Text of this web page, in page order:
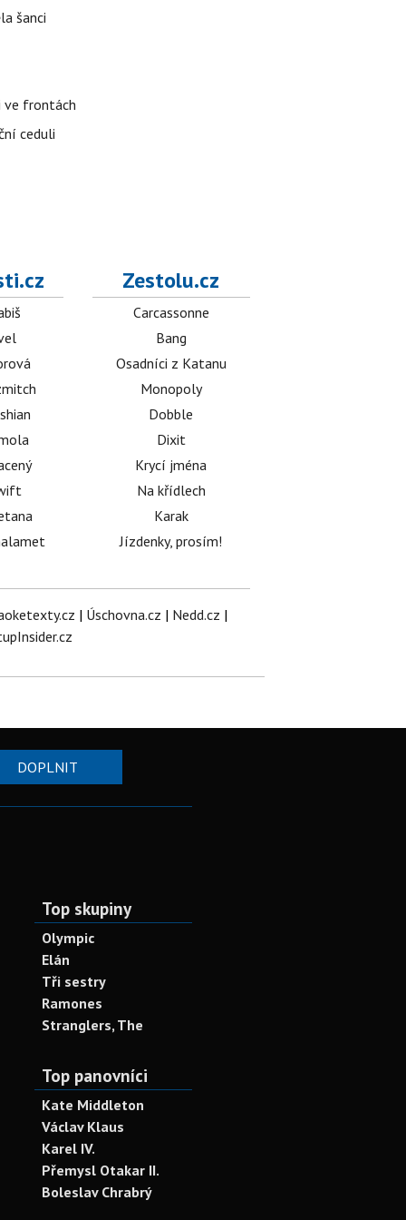
šanci
ve frontách
ceduli
Zestolu.cz
Carcassonne
Bang
Osadníci z Katanu
Monopoly
Dobble
Dixit
Krycí jména
Na křídlech
Karak
Jízdenky, prosím!
| Úschovna.cz | Nedd.cz |
DOPLNIT
Top skupiny
Olympic
Elán
Tři sestry
Ramones
Stranglers, The
Top panovníci
Kate Middleton
Václav Klaus
Karel IV.
Přemysl Otakar II.
Boleslav Chrabrý